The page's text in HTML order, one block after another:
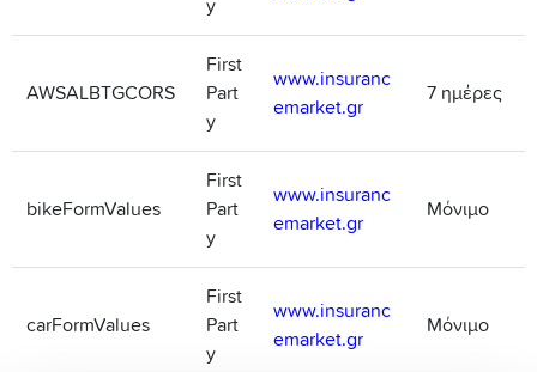
y
AWSALBTGCORS
First
Part
y
www.insuranc
emarket.gr
7 ημέρες
bikeFormValues
First
Part
y
www.insuranc
emarket.gr
Μόνιμο
carFormValues
First
Part
y
www.insuranc
emarket.gr
Μόνιμο